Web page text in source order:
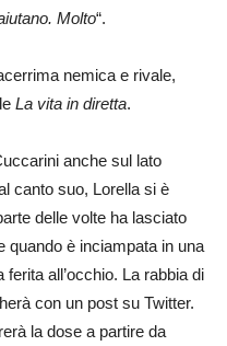
Molto“.
nemica e rivale,
La vita in diretta.
anche sul lato
canto suo, Lorella si è
delle volte ha lasciato
è inciampata in una
all’occhio. La rabbia di
con un post su Twitter.
la dose a partire da